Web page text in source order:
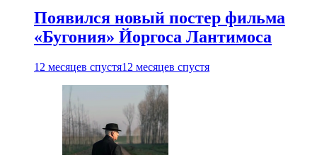
Появился новый постер фильма
«Бугония» Йоргоса Лантимоса
12 месяцев спустя12 месяцев спустя